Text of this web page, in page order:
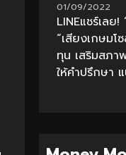
01/09/2022
LINEแชร์เล
“เสียงเกษมโ
ทุน เสริมสภ
ให้คำปรึกษา แ